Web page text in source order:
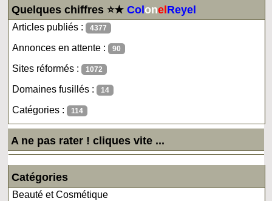
Quelques chiffres ⭐★ColonelReyel
Articles publiés : 4377
Annonces en attente : 90
Sites réformés : 1072
Domaines fusillés : 14
Catégories : 114
A ne pas rater ! cliques vite ...
Catégories
Beauté et Cosmétique